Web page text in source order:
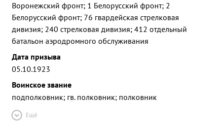
Воронежский фронт; 1 Белорусский фронт; 2
Белорусский фронт; 76 гвардейская стрелковая
дивизия; 240 стрелковая дивизия; 412 отдельный
батальон аэродромного обслуживания
Дата призыва
05.10.1923
Воинское звание
подполковник; гв. полковник; полковник
Ещё